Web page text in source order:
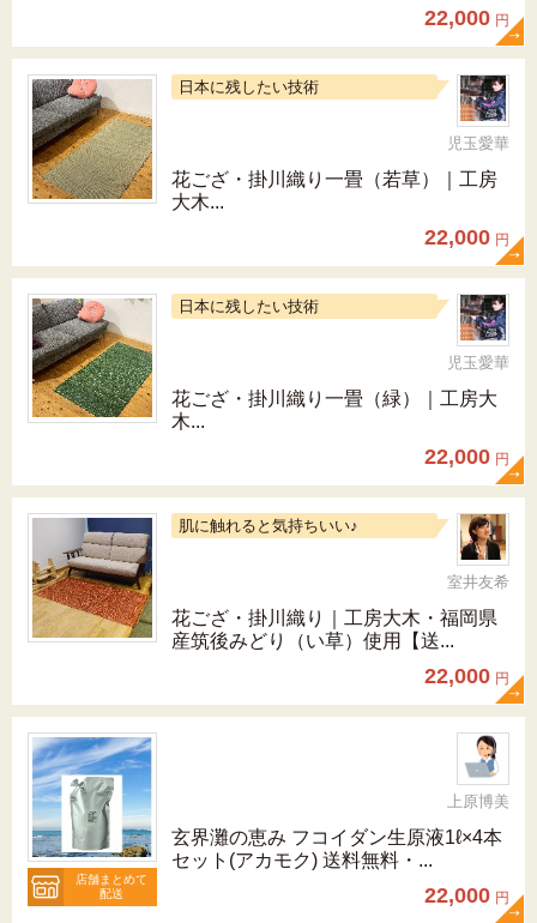
22,000 円
日本に残したい技術
児玉愛華
花ござ・掛川織り一畳（若草）｜工房
大木...
22,000 円
日本に残したい技術
児玉愛華
花ござ・掛川織り一畳（緑）｜工房大
木...
22,000 円
肌に触れると気持ちいい♪
室井友希
花ござ・掛川織り｜工房大木・福岡県
産筑後みどり（い草）使用【送...
22,000 円
店舗まとめて
配送
上原博美
玄界灘の恵み フコイダン生原液1ℓ×4本
セット(アカモク) 送料無料・...
22,000 円